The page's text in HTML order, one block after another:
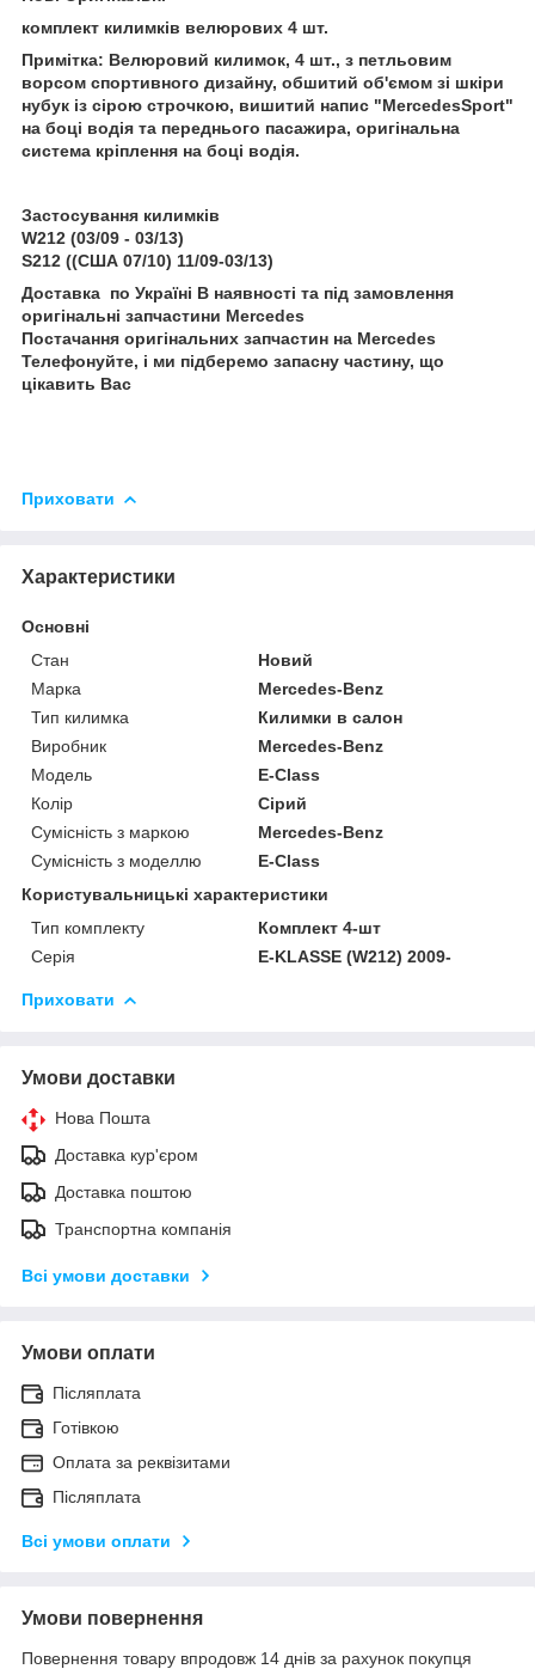
комплект килимків велюрових 4 шт.
Примітка: Велюровий килимок, 4 шт., з петльовим
ворсом спортивного дизайну, обшитий об'ємом зі шкіри
нубук із сірою строчкою, вишитий напис "MercedesSport"
на боці водія та переднього пасажира, оригінальна
система кріплення на боці водія.
Застосування килимків
W212 (03/09 - 03/13)
S212 ((США 07/10) 11/09-03/13)
Доставка по Україні В наявності та під замовлення
оригінальні запчастини Mercedes
Постачання оригінальних запчастин на Mercedes
Телефонуйте, і ми підберемо запасну частину, що
цікавить Вас
Приховати
Характеристики
Основні
Стан
Новий
Марка
Mercedes-Benz
Тип килимка
Килимки в салон
Виробник
Mercedes-Benz
Модель
E-Class
Колір
Сірий
Сумісність з маркою
Mercedes-Benz
Сумісність з моделлю
E-Class
Користувальницькі характеристики
Тип комплекту
Комплект 4-шт
Серія
E-KLASSE (W212) 2009-
Приховати
Умови доставки
Нова Пошта
Доставка кур'єром
Доставка поштою
Транспортна компанія
Всі умови доставки
Умови оплати
Післяплата
Готівкою
Оплата за реквізитами
Післяплата
Всі умови оплати
Умови повернення
Повернення товару впродовж 14 днів за рахунок покупця